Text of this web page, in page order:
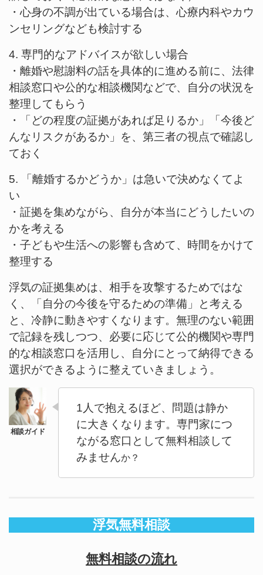
・心身の不調が出ている場合は、心療内科やカウ
ンセリングなども検討する
4. 専門的なアドバイスが欲しい場合
・離婚や慰謝料の話を具体的に進める前に、法律
相談窓口や公的な相談機関などで、自分の状況を
整理してもらう
・「どの程度の証拠があれば足りるか」「今後ど
んなリスクがあるか」を、第三者の視点で確認し
ておく
5. 「離婚するかどうか」は急いで決めなくてよ
い
・証拠を集めながら、自分が本当にどうしたいの
かを考える
・子どもや生活への影響も含めて、時間をかけて
整理する
浮気の証拠集めは、相手を攻撃するためではな
く、「自分の今後を守るための準備」と考える
と、冷静に動きやすくなります。無理のない範囲
で記録を残しつつ、必要に応じて公的機関や専門
的な相談窓口を活用し、自分にとって納得できる
選択ができるように整えていきましょう。
1人で抱えるほど、問題は静か
に大きくなります。専門家につ
ながる窓口として無料相談して
みませんか？
浮気無料相談
無料相談の流れ